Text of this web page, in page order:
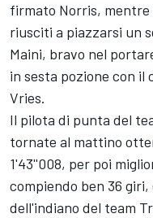
firmato Norris, mentre
riusciti a piazzarsi un
Maini, bravo nel
in sesta pozione con il
Vries.
Il pilota di punta del
tornate al mattino
1'43''008, per poi
compiendo ben 36
dell'indiano del team